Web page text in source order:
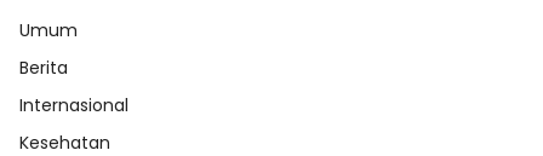
Umum
Berita
Internasional
Kesehatan